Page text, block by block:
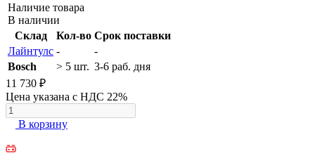
Наличие товара
В наличии
Склад
Кол-во Срок поставки
Лайнтулс -
-
Bosch
> 5 шт. 3-6 раб. дня
11 730 ₽
Цена указана с НДС 22%
В корзину